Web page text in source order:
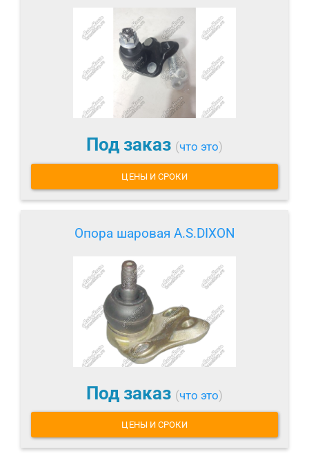
Под заказ (что это)
ЦЕНЫ И СРОКИ
Опора шаровая A.S.DIXON
Под заказ (что это)
ЦЕНЫ И СРОКИ